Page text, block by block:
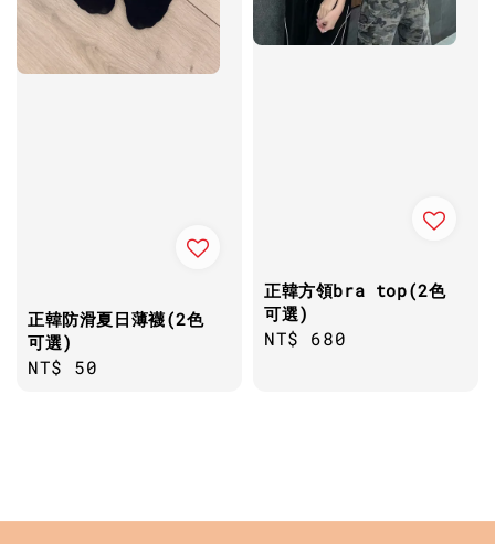
正韓防滑夏日薄襪(2色
可選)
Regular
NT$ 50
正韓方領bra top(2色
可選)
Regular
NT$ 680